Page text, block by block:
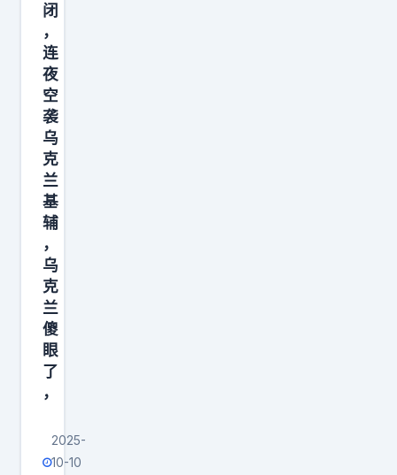
7
8
%
，
既
然
特
朗
普
闭
，
连
夜
空
袭
乌
克
兰
基
辅
，
乌
克
兰
傻
眼
了
，
2025-
10-10